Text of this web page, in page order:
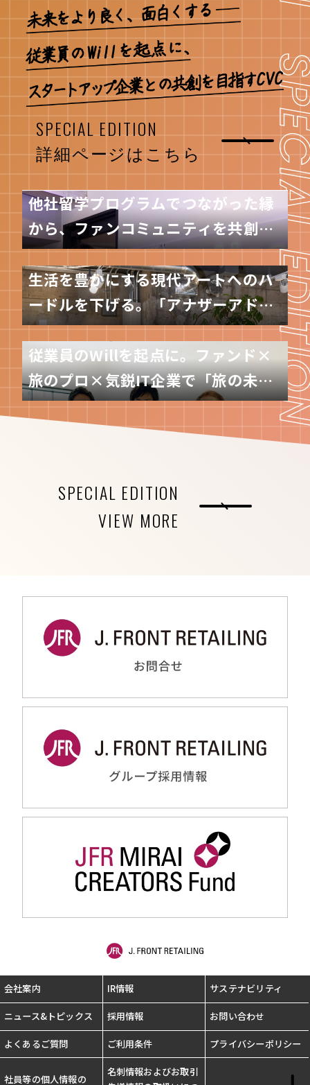
SPECIAL EDITION
詳細ページはこちら
他社留学プログラムでつながった縁
から、ファンコミュニティを共創す
る仲間へ
生活を豊かにする現代アートへのハ
ードルを下げる。「アナザーアドレ
ス」の新たな取り組み
従業員のWillを起点に。ファンド×
旅のプロ×気鋭IT企業で「旅の未
来」共創へ
SPECIAL EDITION
VIEW MORE
会社案内 IR情報 サステナビリティ
ニュース&トピックス 採用情報 お問い合わせ
よくあるご質問 ご利用条件 プライバシーポリシー
社員等の個人情報の
名刺情報およびお取引